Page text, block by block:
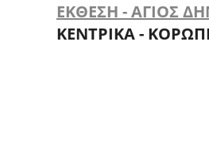
ΕΚΘΕΣΗ - ΑΓΙΟΣ
ΚΕΝΤΡΙΚΑ - ΚΟΡΩΠΙ